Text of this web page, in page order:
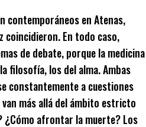
contemporáneos en Atenas,
coincidieron. En todo caso,
de debate, porque la medicina
filosofía, los del alma. Ambas
constantemente a cuestiones
más allá del ámbito estricto
¿Cómo afrontar la muerte? Los